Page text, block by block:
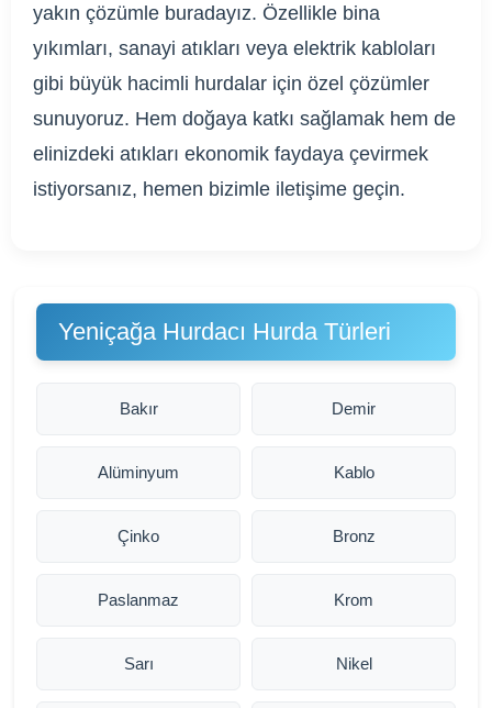
yakın çözümle buradayız. Özellikle bina
yıkımları, sanayi atıkları veya elektrik kabloları
gibi büyük hacimli hurdalar için özel çözümler
sunuyoruz. Hem doğaya katkı sağlamak hem de
elinizdeki atıkları ekonomik faydaya çevirmek
istiyorsanız, hemen bizimle iletişime geçin.
Yeniçağa Hurdacı Hurda Türleri
Bakır Demir
Alüminyum Kablo
Çinko Bronz
Paslanmaz Krom
Sarı Nikel